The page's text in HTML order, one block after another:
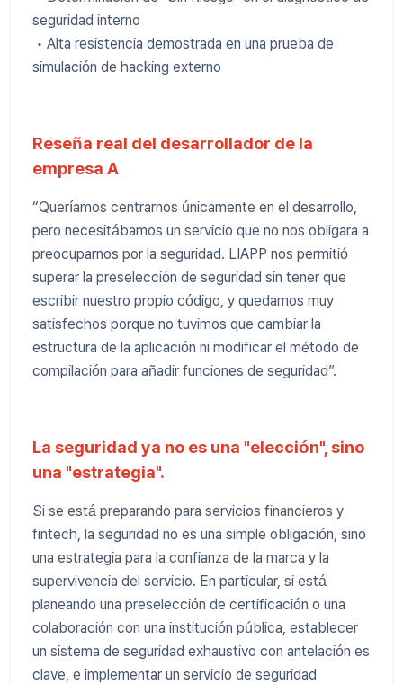
seguridad interno
• Alta resistencia demostrada en una prueba de
simulación de hacking externo
Reseña real del desarrollador de la
empresa A
“Queríamos centrarnos únicamente en el desarrollo,
pero necesitábamos un servicio que no nos obligara a
preocuparnos por la seguridad. LIAPP nos permitió
superar la preselección de seguridad sin tener que
escribir nuestro propio código, y quedamos muy
satisfechos porque no tuvimos que cambiar la
estructura de la aplicación ni modificar el método de
compilación para añadir funciones de seguridad”.
La seguridad ya no es una "elección", sino
una "estrategia".
Si se está preparando para servicios financieros y
fintech, la seguridad no es una simple obligación, sino
una estrategia para la confianza de la marca y la
supervivencia del servicio. En particular, si está
planeando una preselección de certificación o una
colaboración con una institución pública, establecer
un sistema de seguridad exhaustivo con antelación es
clave, e implementar un servicio de seguridad